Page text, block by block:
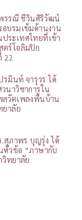
รรณี ชีวินศิริวัฒน์
บรมเข้มด้านงาน
ระเทศไทยที่เข้า
ตร์โอลิมปิก
22
รมินท์ จารุวร ได้
นาวิชาการใน
วัตเพลงพื้นบ้าน
ยาลัย
.สุภาพร บุญรุ่ง ได้
หัวข้อ “ภาษากับ
วิทยาลัย